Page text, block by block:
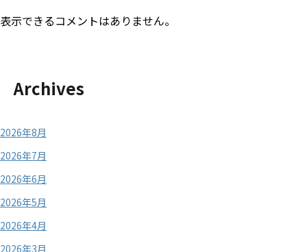
表示できるコメントはありません。
Archives
2026年8月
2026年7月
2026年6月
2026年5月
2026年4月
2026年3月